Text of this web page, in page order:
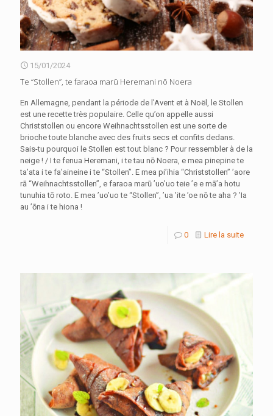
15/01/2024
Te “Stollen”, te faraoa marū Heremani nō Noera
En Allemagne, pendant la période de l’Avent et à Noël, le Stollen
est une recette très populaire. Celle qu’on appelle aussi
Christstollen ou encore Weihnachtsstollen est une sorte de
brioche toute blanche avec des fruits secs et confits dedans.
Sais-tu pourquoi le Stollen est tout blanc ? Pour ressembler à de la
neige ! / I te fenua Heremani, i te tau nō Noera, e mea pinepine te
ta’ata i te fa’aineine i te “Stollen”. E mea pi’ihia “Christstollen” ’aore
rā “Weihnachtsstollen”, e faraoa marū ’uo’uo teie ’e e mā’a hotu
tunuhia tō roto. E mea ’uo’uo te “Stollen”, ’ua ’ite ’oe nō te aha ? ’Ia
au ’ōna i te hiona !
0 Lire la suite